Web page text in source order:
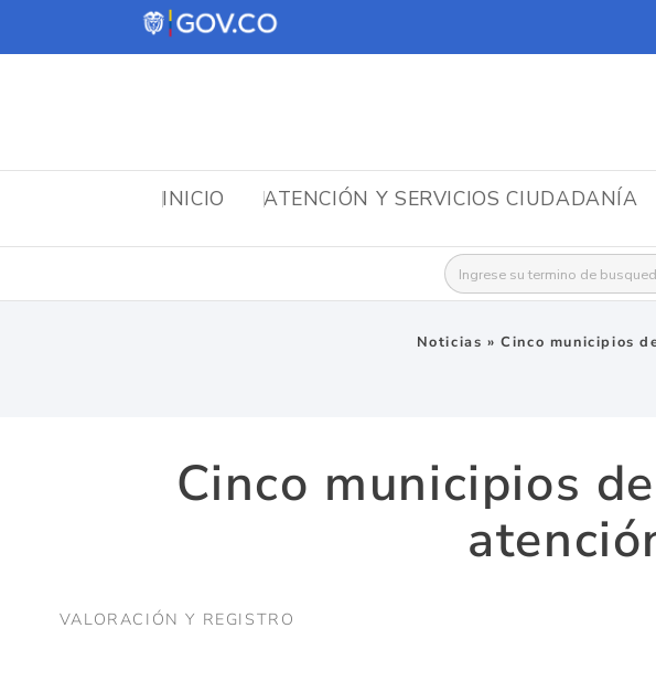
INICIO ATENCIÓN Y SERVICIOS CIUDADANÍA
Buscar:
Noticias »Cinco municipios
Cinco municipios
VALORACIÓN Y REGISTRO